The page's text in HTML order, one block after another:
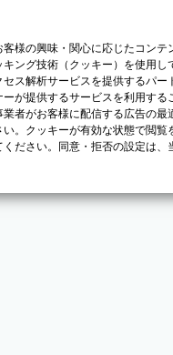
様の興味・関心に応じたコン
ング技術（クッキー）を使用
ス解析サービスを提供するパ
が提供するサービスを利用す
者がお客様に配信する広告の
。クッキーが有効な状態で閲
ださい。同意・拒否の設定は、